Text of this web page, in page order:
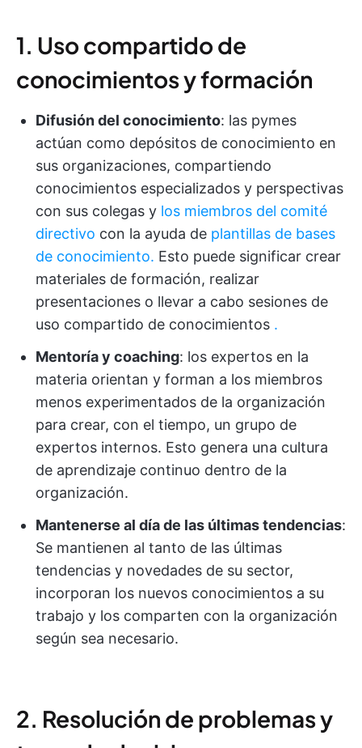
1. Uso compartido de
conocimientos y formación
Difusión del conocimiento: las pymes
actúan como depósitos de conocimiento en
sus organizaciones, compartiendo
conocimientos especializados y perspectivas
con sus colegas y los miembros del comité
directivo con la ayuda de plantillas de bases
de conocimiento. Esto puede significar crear
materiales de formación, realizar
presentaciones o llevar a cabo sesiones de
uso compartido de conocimientos .
Mentoría y coaching: los expertos en la
materia orientan y forman a los miembros
menos experimentados de la organización
para crear, con el tiempo, un grupo de
expertos internos. Esto genera una cultura
de aprendizaje continuo dentro de la
organización.
Mantenerse al día de las últimas tendencias:
Se mantienen al tanto de las últimas
tendencias y novedades de su sector,
incorporan los nuevos conocimientos a su
trabajo y los comparten con la organización
según sea necesario.
2. Resolución de problemas y